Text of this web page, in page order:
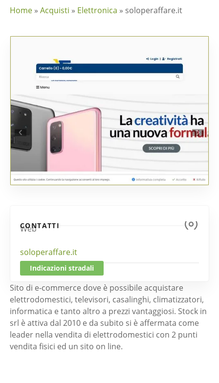
Home » Acquisti » Elettronica » soloperaffare.it
CONTATTI
Web
soloperaffare.it
Indicazioni stradali
Sito di e-commerce dove è possibile acquistare
elettrodomestici, televisori, casalinghi, climatizzatori,
informatica e tanto altro a prezzi vantaggiosi. Stock in
srl è attiva dal 2010 e da subito si è affermata come
leader nella vendita di elettrodomestici con 2 punti
vendita fisici ed un sito on line.